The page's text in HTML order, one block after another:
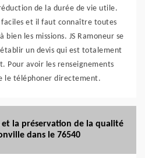
de la durée de vie utile.
faciles et il faut connaître toutes
bien les missions. JS Ramoneur se
un devis qui est totalement
Pour avoir les renseignements
le téléphoner directement.
et la préservation de la qualité
dans le 76540